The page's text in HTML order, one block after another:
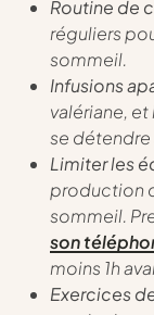
Routine de
réguliers
sommeil.
Infusions
valériane,
se détendre
Limiter les
production
sommeil.
son
moins 1h
Exercices